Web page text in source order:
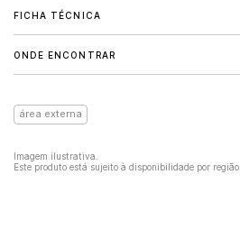
FICHA TÉCNICA
ONDE ENCONTRAR
área externa
Imagem ilustrativa.
Este produto está sujeito à disponibilidade por região.